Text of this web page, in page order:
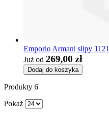
Emporio Armani slipy
Już od 269,00 zł
Dodaj do koszyka
Produkty 6
Pokaż